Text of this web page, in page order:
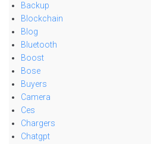
Backup
Blockchain
Blog
Bluetooth
Boost
Bose
Buyers
Camera
Ces
Chargers
Chatgpt